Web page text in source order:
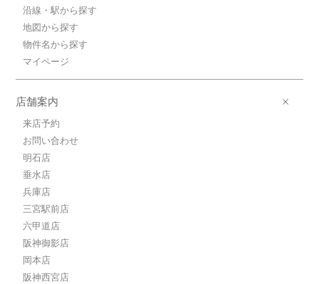
沿線・駅から探す
地図から探す
物件名から探す
マイページ
店舗案内
来店予約
お問い合わせ
明石店
垂水店
兵庫店
三宮駅前店
六甲道店
阪神御影店
岡本店
阪神西宮店